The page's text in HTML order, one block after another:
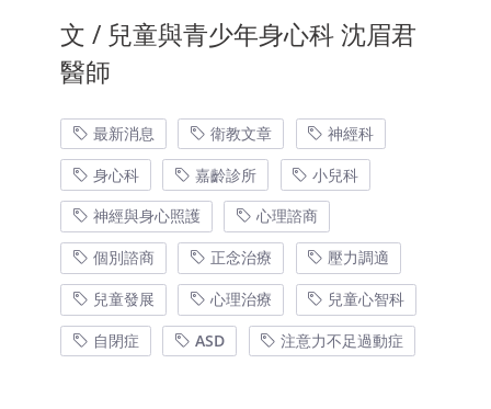
文 / 兒童與青少年身心科 沈眉君
醫師
最新消息 衛教文章
神經科
身心科
嘉齡診所
小兒科
神經與身心照護
心理諮商
個別諮商
正念治療
壓力調適
兒童發展
心理治療
兒童心智科
自閉症
ASD 注意力不足過動症